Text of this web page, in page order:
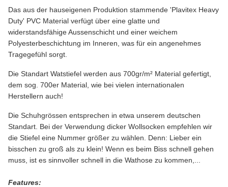
Das aus der hauseigenen Produktion stammende 'Plavitex Heavy
Duty' PVC Material verfügt über eine glatte und
widerstandsfähige Aussenschicht und einer weichem
Polyesterbeschichtung im Inneren, was für ein angenehmes
Tragegefühl sorgt.
Die Standart Watstiefel werden aus 700gr/m² Material gefertigt,
dem sog. 700er Material, wie bei vielen internationalen
Herstellern auch!
Die Schuhgrössen entsprechen in etwa unserem deutschen
Standart. Bei der Verwendung dicker Wollsocken empfehlen wir
die Stiefel eine Nummer größer zu wählen. Denn: Lieber ein
bisschen zu groß als zu klein! Wenn es beim Biss schnell gehen
muss, ist es sinnvoller schnell in die Wathose zu kommen,...
Features: